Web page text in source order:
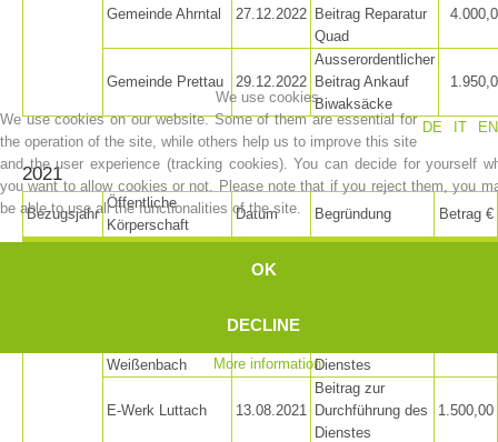
Being Member
Gemeinde Ahrntal 27.12.2022 Beitrag Reparatur
Quad
Gemeinde Prettau 29.12.2022
Ausserordentlicher
Beitrag Ankauf
Biwaksäcke
2021
Bezugsjahr
Öffentliche
Körperschaft
Datum Begründung Betrag €
25.03.2021
Weißenbach
Dienstes
E-Werk Luttach 13.08.2021
Beitrag zur
Durchführung des
Dienstes
1.500,00
We use cookies
DE
IT EN
We use cookies on our website. Some of them are essential for
the operation of the site, while others help us to improve this site
and the user experience (tracking cookies). You can decide for yourself
you want to allow cookies or not. Please note that if you reject them, you
be able to use all the functionalities of the site.
OK
DECLINE
More information